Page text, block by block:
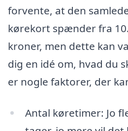
forvente, at den
kørekort spænder fra
kroner, men dette kan
dig en idé om, hvad du
er nogle faktorer, der
Antal køretimer: Jo